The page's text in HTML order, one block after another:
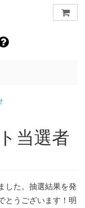
当選者
した。抽選結果を発
とうございます！明